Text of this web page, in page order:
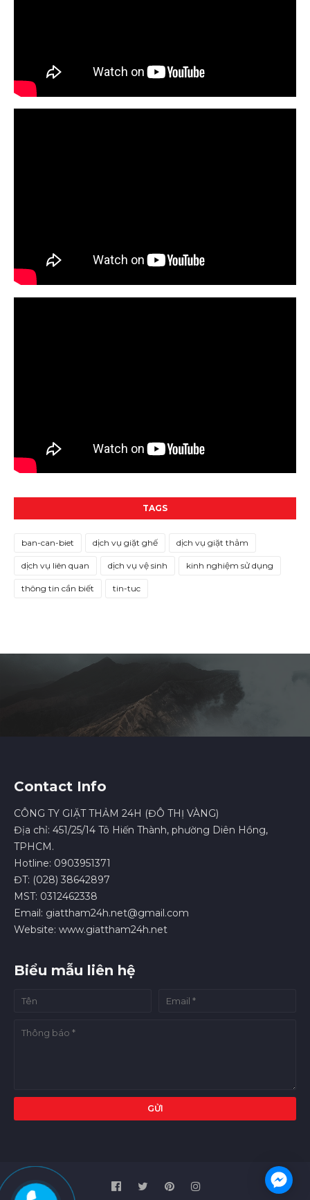
TAGS
ban-can-biet dịch vụ giặt ghế dịch vụ giặt thảm
dịch vụ liên quan dịch vụ vệ sinh kinh nghiệm sử dụng
thông tin cần biết tin-tuc
Contact Info
CÔNG TY GIẶT THẢM 24H (ĐÔ THỊ VÀNG)
Địa chỉ: 451/25/14 Tô Hiến Thành, phường Diên Hồng,
TPHCM.
Hotline: 0903951371
ĐT: (028) 38642897
MST: 0312462338
Email: giattham24h.net@gmail.com
Website: www.giattham24h.net
Biểu mẫu liên hệ